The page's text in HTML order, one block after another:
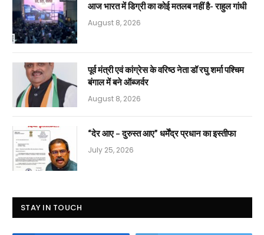
आज भारत में डिग्री का कोई मतलब नहीं है- राहुल गांधी
August 8, 2026
पूर्व मंत्री एवं कांग्रेस के वरिष्ठ नेता डॉ रघु शर्मा पश्चिम
बंगाल में बने ऑब्जर्वर
August 8, 2026
“देर आए – दुरुस्त आए” धर्मेंद्र प्रधान का इस्तीफा
July 25, 2026
STAY IN TOUCH